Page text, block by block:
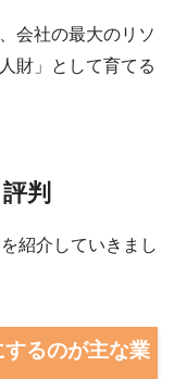
会社の最大のリソ
財」として育てる
判
紹介していきまし
るのが主な業